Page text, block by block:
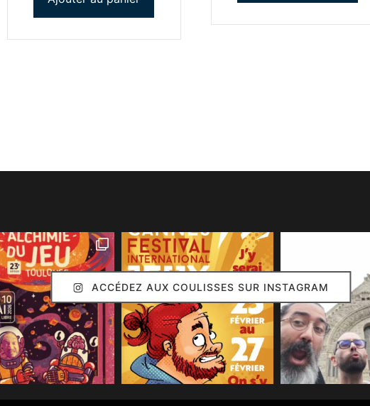
ACCÉDEZ AUX COULISSES SUR INSTAGRAM